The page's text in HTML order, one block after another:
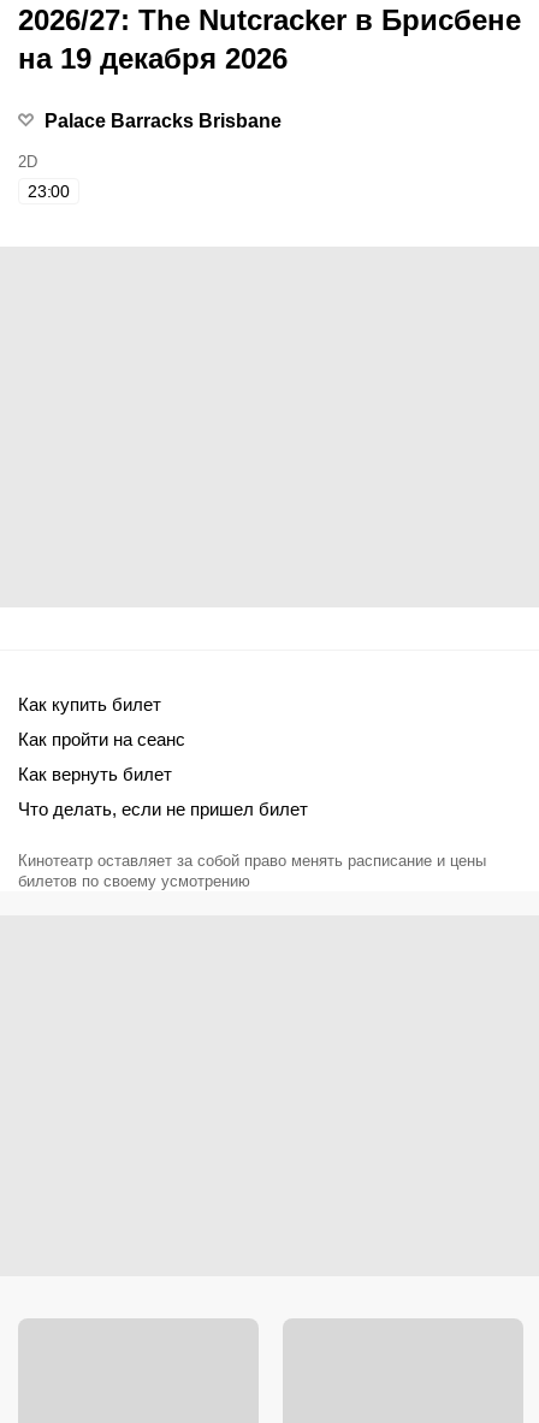
2026/27: The Nutcracker в Брисбене
на 19 декабря 2026
Palace Barracks Brisbane
2D
23:00
Как купить билет
Как пройти на сеанс
Как вернуть билет
Что делать, если не пришел билет
Кинотеатр оставляет за собой право менять расписание и цены
билетов по своему усмотрению